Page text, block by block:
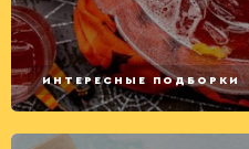
ИНТЕРЕСНЫЕ ПОДБОРКИ